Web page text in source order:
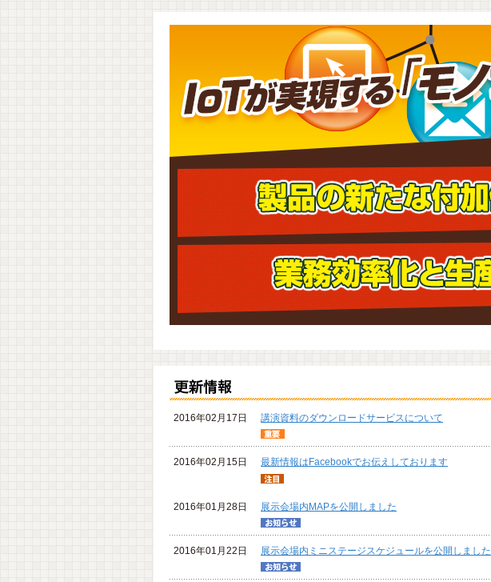
2016年02月17日 講演資料のダウンロードサービスについて
2016年02月15日 最新情報はFacebookでお伝えしております
2016年01月28日 展示会場内MAPを公開しました
2016年01月22日 展示会場内ミニステージスケジュールを公開しました